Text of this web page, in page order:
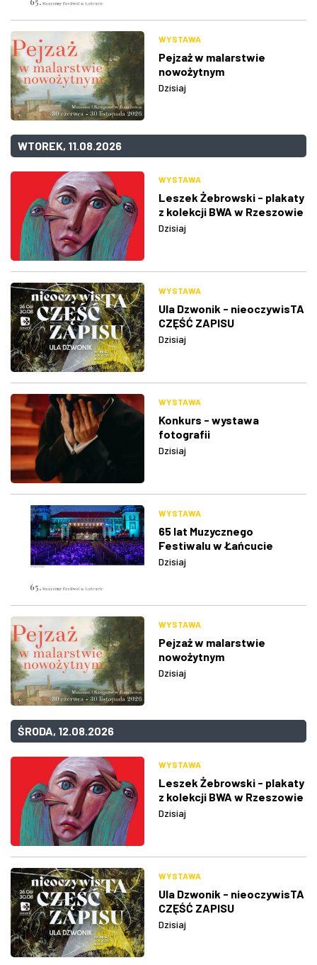
WYSTAWA
Pejzaż w malarstwie
nowożytnym
Dzisiaj
WTOREK, 11.08.2026
WYSTAWA
Leszek Żebrowski - plakaty
z kolekcji BWA w Rzeszowie
Dzisiaj
WYSTAWA
Ula Dzwonik - nieoczywisTA
CZĘŚĆ ZAPISU
Dzisiaj
WYSTAWA
Konkurs - wystawa
fotografii
Dzisiaj
WYSTAWA
65 lat Muzycznego
Festiwalu w Łańcucie
Dzisiaj
WYSTAWA
Pejzaż w malarstwie
nowożytnym
Dzisiaj
ŚRODA, 12.08.2026
WYSTAWA
Leszek Żebrowski - plakaty
z kolekcji BWA w Rzeszowie
Dzisiaj
WYSTAWA
Ula Dzwonik - nieoczywisTA
CZĘŚĆ ZAPISU
Dzisiaj